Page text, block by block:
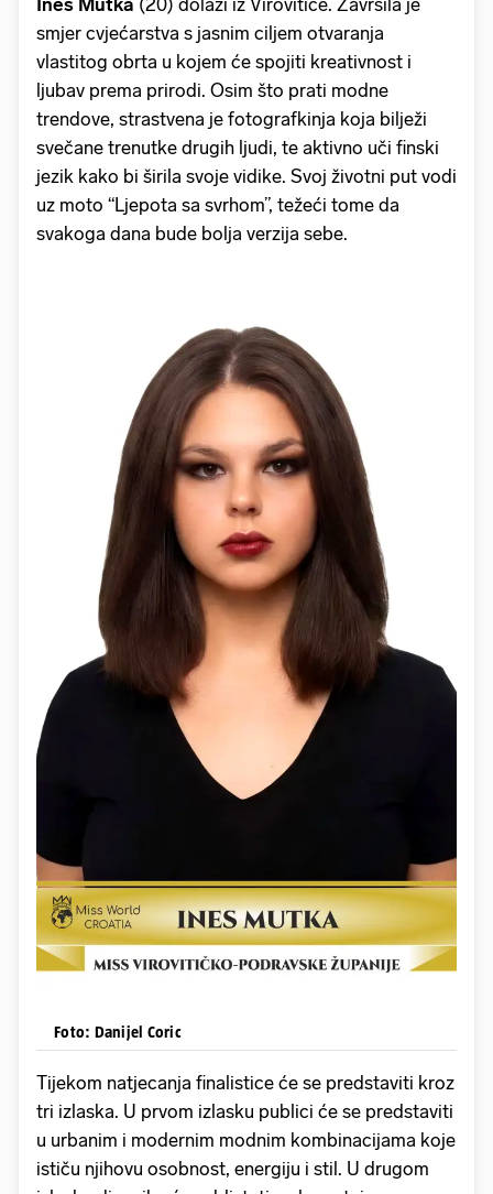
Ines Mutka (20) dolazi iz Virovitice. Završila je
smjer cvjećarstva s jasnim ciljem otvaranja
vlastitog obrta u kojem će spojiti kreativnost i
ljubav prema prirodi. Osim što prati modne
trendove, strastvena je fotografkinja koja bilježi
svečane trenutke drugih ljudi, te aktivno uči finski
jezik kako bi širila svoje vidike. Svoj životni put vodi
uz moto “Ljepota sa svrhom”, težeći tome da
svakoga dana bude bolja verzija sebe.
Foto: Danijel Coric
Tijekom natjecanja finalistice će se predstaviti kroz
tri izlaska. U prvom izlasku publici će se predstaviti
u urbanim i modernim modnim kombinacijama koje
ističu njihovu osobnost, energiju i stil. U drugom